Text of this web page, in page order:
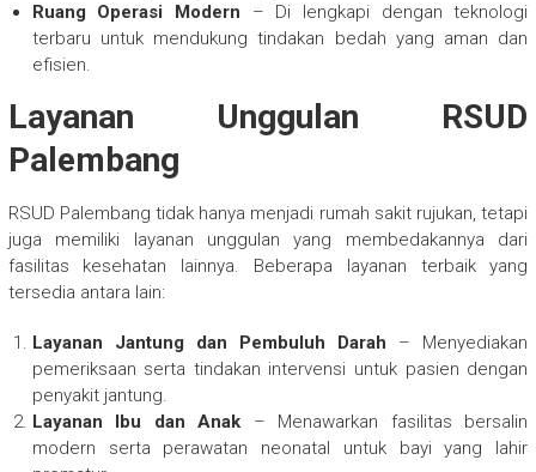
Ruang Operasi Modern – Di lengkapi dengan teknologi
terbaru untuk mendukung tindakan bedah yang aman dan
efisien.
Layanan Unggulan RSUD
Palembang
RSUD Palembang tidak hanya menjadi rumah sakit rujukan, tetapi
juga memiliki layanan unggulan yang membedakannya dari
fasilitas kesehatan lainnya. Beberapa layanan terbaik yang
tersedia antara lain:
Layanan Jantung dan Pembuluh Darah – Menyediakan
pemeriksaan serta tindakan intervensi untuk pasien dengan
penyakit jantung.
Layanan Ibu dan Anak – Menawarkan fasilitas bersalin
modern serta perawatan neonatal untuk bayi yang lahir